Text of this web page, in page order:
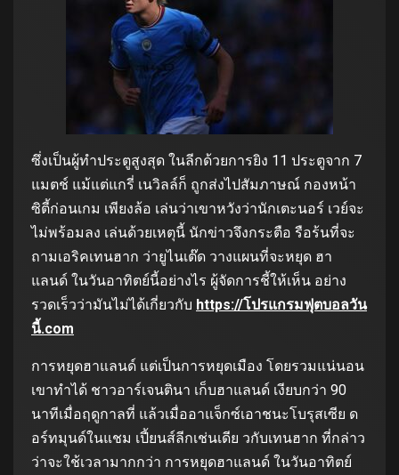
ซึ่งเป็นผู้ทำประตูสูงสุด ในลีกด้วยการยิง 11 ประตูจาก 7
แมตช์ แม้แต่แกรี่ เนวิลล์ก็ ถูกส่งไปสัมภาษณ์ กองหน้า
ซิตี้ก่อนเกม เพียงล้อ เล่นว่าเขาหวังว่านักเตะนอร์ เวย์จะ
ไม่พร้อมลง เล่นด้วยเหตุนี้ นักข่าวจึงกระตือ รือร้นที่จะ
ถามเอริคเทนฮาก ว่ายูไนเต๊ด วางแผนที่จะหยุด ฮา
แลนด์ ในวันอาทิตย์นี้อย่างไร ผู้จัดการชี้ให้เห็น อย่าง
รวดเร็วว่ามันไม่ได้เกี่ยวกับ https://โปรแกรมฟุตบอลวัน
นี้.com
การหยุดฮาแลนด์ แต่เป็นการหยุดเมือง โดยรวมแน่นอน
เขาทำได้ ชาวอาร์เจนตินา เก็บฮาแลนด์ เงียบกว่า 90
นาทีเมื่อฤดูกาลที่ แล้วเมื่ออาแจ็กซ์เอาชนะโบรุสเซีย ด
อร์ทมุนด์ในแชม เปี้ยนส์ลีกเช่นเดีย วกับเทนฮาก ที่กล่าว
ว่าจะใช้เวลามากกว่า การหยุดฮาแลนด์ ในวันอาทิตย์